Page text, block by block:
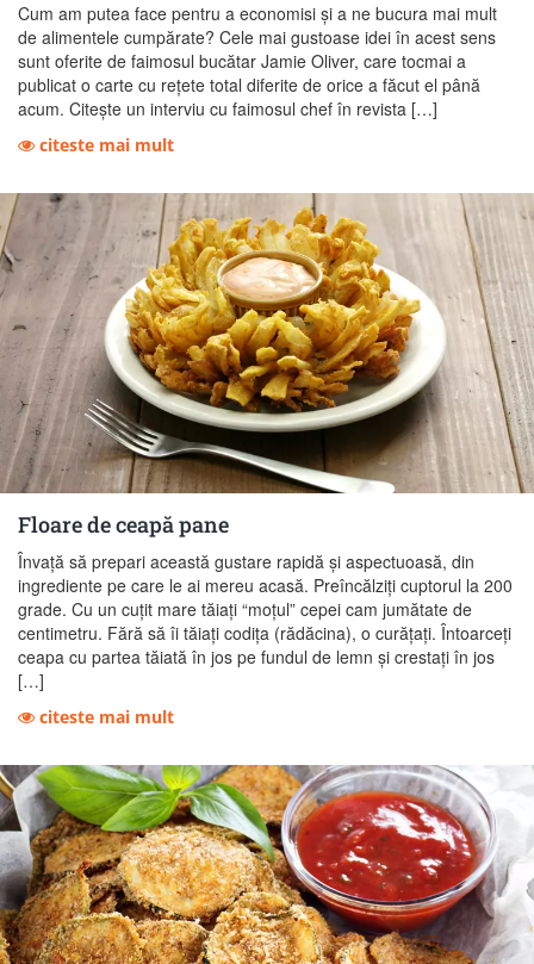
Cum am putea face pentru a economisi și a ne bucura mai mult
de alimentele cumpărate? Cele mai gustoase idei în acest sens
sunt oferite de faimosul bucătar Jamie Oliver, care tocmai a
publicat o carte cu rețete total diferite de orice a făcut el până
acum. Citește un interviu cu faimosul chef în revista […]
citeste mai mult
Floare de ceapă pane
Învață să prepari această gustare rapidă și aspectuoasă, din
ingrediente pe care le ai mereu acasă. Preîncălziți cuptorul la 200
grade. Cu un cuțit mare tăiați “moțul” cepei cam jumătate de
centimetru. Fără să îi tăiați codița (rădăcina), o curățați. Întoarceți
ceapa cu partea tăiată în jos pe fundul de lemn și crestați în jos
[…]
citeste mai mult